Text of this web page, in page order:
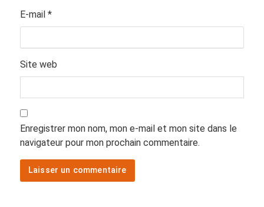
E-mail *
Site web
Enregistrer mon nom, mon e-mail et mon site dans le
navigateur pour mon prochain commentaire.